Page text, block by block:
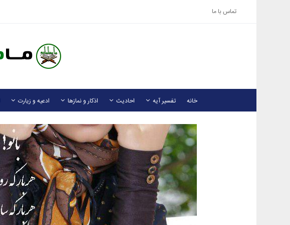
تماس با ما
خانه تفسیر آیه احادیث اذکار و نمازها ادعیه و زیارت